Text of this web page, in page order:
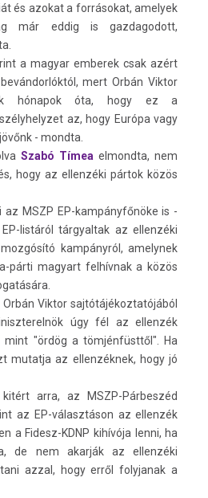
és azokat a forrásokat, amelyek
már eddig is gazdagodott,
a magyar emberek csak azért
mert Orbán Viktor
hónapok óta, hogy ez a
az, hogy Európa vagy
- mondta.
Szabó Tímea elmondta, nem
hogy az ellenzéki pártok közös
MSZP EP-kampányfőnöke is -
listáról tárgyaltak az ellenzéki
kampányról, amelynek
párti magyart felhívnak a közös
Viktor sajtótájékoztatójából
úgy fél az ellenzék
"ördög a tömjénfüsttől". Ha
mutatja az ellenzéknek, hogy jó
arra, az MSZP-Párbeszéd
az EP-választáson az ellenzék
a Fidesz-KDNP kihívója lenni, ha
de nem akarják az ellenzéki
azzal, hogy erről folyjanak a